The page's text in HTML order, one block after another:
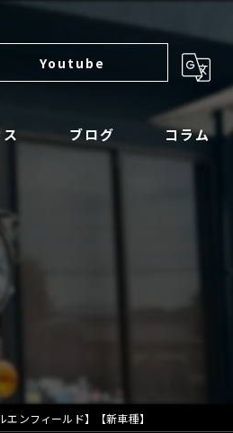
Youtube
ブログ コラム
エンフィールド】【新車種】